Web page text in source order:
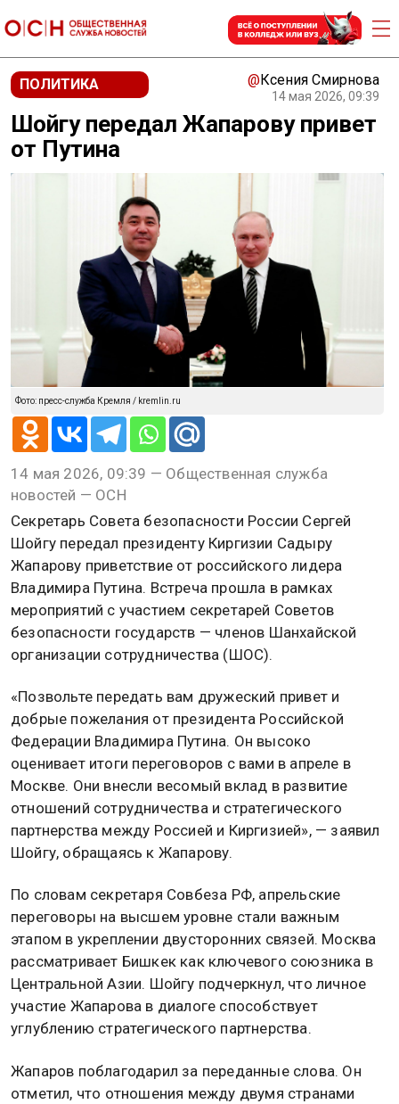
ПОЛИТИКА @Ксения Смирнова
14 мая 2026, 09:39
Шойгу передал Жапарову привет
от Путина
Фото: пресс-служба Кремля / kremlin.ru
14 мая 2026, 09:39 — Общественная служба
новостей — ОСН
Секретарь Совета безопасности России Сергей
Шойгу передал президенту Киргизии Садыру
Жапарову приветствие от российского лидера
Владимира Путина. Встреча прошла в рамках
мероприятий с участием секретарей Советов
безопасности государств — членов Шанхайской
организации сотрудничества (ШОС).
«Позвольте передать вам дружеский привет и
добрые пожелания от президента Российской
Федерации Владимира Путина. Он высоко
оценивает итоги переговоров с вами в апреле в
Москве. Они внесли весомый вклад в развитие
отношений сотрудничества и стратегического
партнерства между Россией и Киргизией», — заявил
Шойгу, обращаясь к Жапарову.
По словам секретаря Совбеза РФ, апрельские
переговоры на высшем уровне стали важным
этапом в укреплении двусторонних связей. Москва
рассматривает Бишкек как ключевого союзника в
Центральной Азии. Шойгу подчеркнул, что личное
участие Жапарова в диалоге способствует
углублению стратегического партнерства.
Жапаров поблагодарил за переданные слова. Он
отметил, что отношения между двумя странами